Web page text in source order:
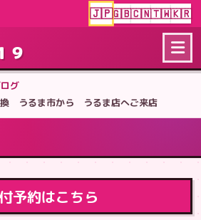
🇯🇵🇬🇧🇨🇳🇹🇼🇰🇷
９
グ
うるま市から うるま店へご来店
予約はこちら